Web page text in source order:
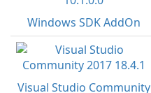
Windows SDK AddOn
Visual Studio Community